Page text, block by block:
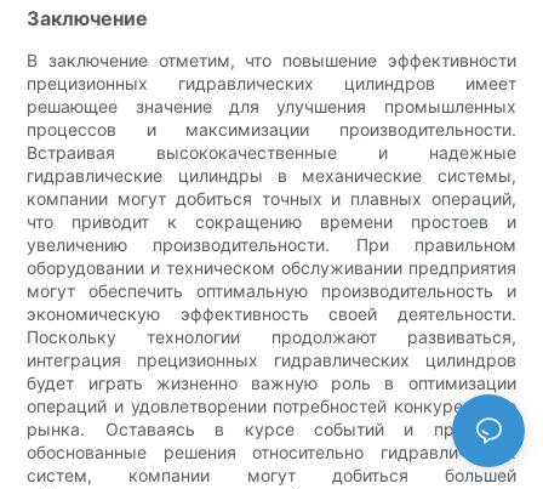
Заключение
В заключение отметим, что повышение эффективности
прецизионных гидравлических цилиндров имеет
решающее значение для улучшения промышленных
процессов и максимизации производительности.
Встраивая высококачественные и надежные
гидравлические цилиндры в механические системы,
компании могут добиться точных и плавных операций,
что приводит к сокращению времени простоев и
увеличению производительности. При правильном
оборудовании и техническом обслуживании предприятия
могут обеспечить оптимальную производительность и
экономическую эффективность своей деятельности.
Поскольку технологии продолжают развиваться,
интеграция прецизионных гидравлических цилиндров
будет играть жизненно важную роль в оптимизации
операций и удовлетворении потребностей конкурентного
рынка. Оставаясь в курсе событий и принимая
обоснованные решения относительно гидравлических
систем, компании могут добиться большей